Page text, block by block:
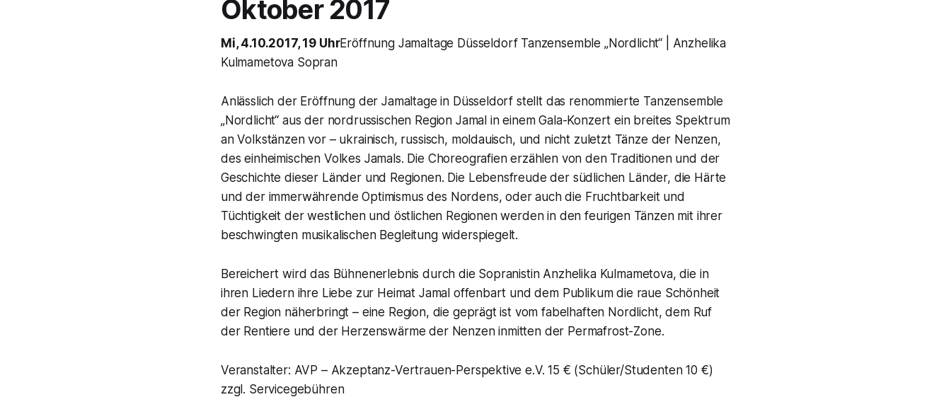
Oktober 2017
Mi, 4.10.2017, 19 UhrEröffnung Jamaltage Düsseldorf Tanzensemble „Nordlicht“ | Anzhelika
Kulmametova Sopran
Anlässlich der Eröffnung der Jamaltage in Düsseldorf stellt das renommierte Tanzensemble
„Nordlicht“ aus der nordrussischen Region Jamal in einem Gala-Konzert ein breites Spektrum
an Volkstänzen vor – ukrainisch, russisch, moldauisch, und nicht zuletzt Tänze der Nenzen,
des einheimischen Volkes Jamals. Die Choreografien erzählen von den Traditionen und der
Geschichte dieser Länder und Regionen. Die Lebensfreude der südlichen Länder, die Härte
und der immerwährende Optimismus des Nordens, oder auch die Fruchtbarkeit und
Tüchtigkeit der westlichen und östlichen Regionen werden in den feurigen Tänzen mit ihrer
beschwingten musikalischen Begleitung widerspiegelt.
Bereichert wird das Bühnenerlebnis durch die Sopranistin Anzhelika Kulmametova, die in
ihren Liedern ihre Liebe zur Heimat Jamal offenbart und dem Publikum die raue Schönheit
der Region näherbringt – eine Region, die geprägt ist vom fabelhaften Nordlicht, dem Ruf
der Rentiere und der Herzenswärme der Nenzen inmitten der Permafrost-Zone.
Veranstalter: AVP – Akzeptanz-Vertrauen-Perspektive e.V. 15 € (Schüler/Studenten 10 €)
zzgl. Servicegebühren